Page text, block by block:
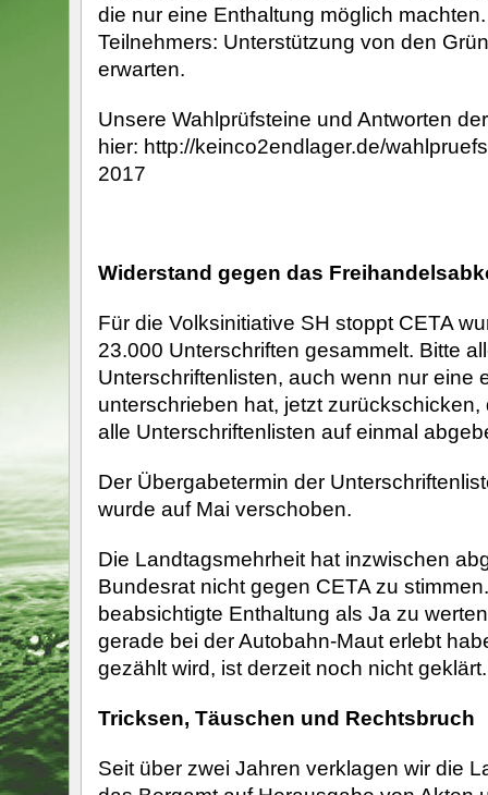
die nur eine Enthaltung möglich
Teilnehmers: Unterstützung von den
erwarten.
Unsere Wahlprüfsteine und Antworten
hier: http://keinco2endlager.de/
2017
Widerstand gegen das
Für die Volksinitiative SH stoppt CETA
23.000 Unterschriften gesammelt. Bitte
Unterschriftenlisten, auch wenn nur eine
unterschrieben hat, jetzt zurückschicken,
alle Unterschriftenlisten auf einmal
Der Übergabetermin der
wurde auf Mai verschoben.
Die Landtagsmehrheit hat inzwischen
Bundesrat nicht gegen CETA zu
beabsichtigte Enthaltung als Ja zu
gerade bei der Autobahn-Maut erlebt
gezählt wird, ist derzeit noch nicht geklärt.
Tricksen, Täuschen und Rechtsbruch
Seit über zwei Jahren verklagen wir die